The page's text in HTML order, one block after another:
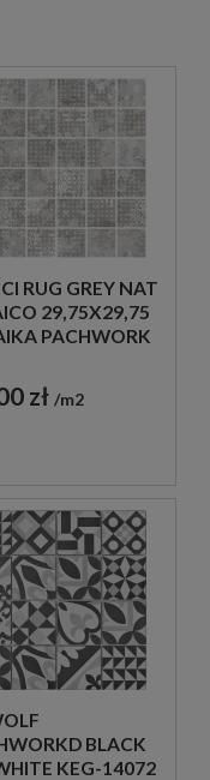
RUG GREY NAT
29,75X29,75
PACHWORK
zł m2
BLACK
KEG-14072